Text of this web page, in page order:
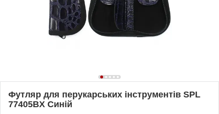
Футляр для перукарських інструментів SPL
77405BX Синій